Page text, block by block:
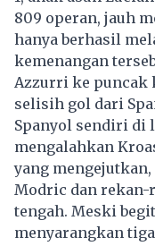
809 operan, jauh
hanya berhasil
kemenangan
Azzurri ke puncak
selisih gol dari
Spanyol sendiri di
mengalahkan
yang
Modric dan
tengah. Meski
menyarangkan